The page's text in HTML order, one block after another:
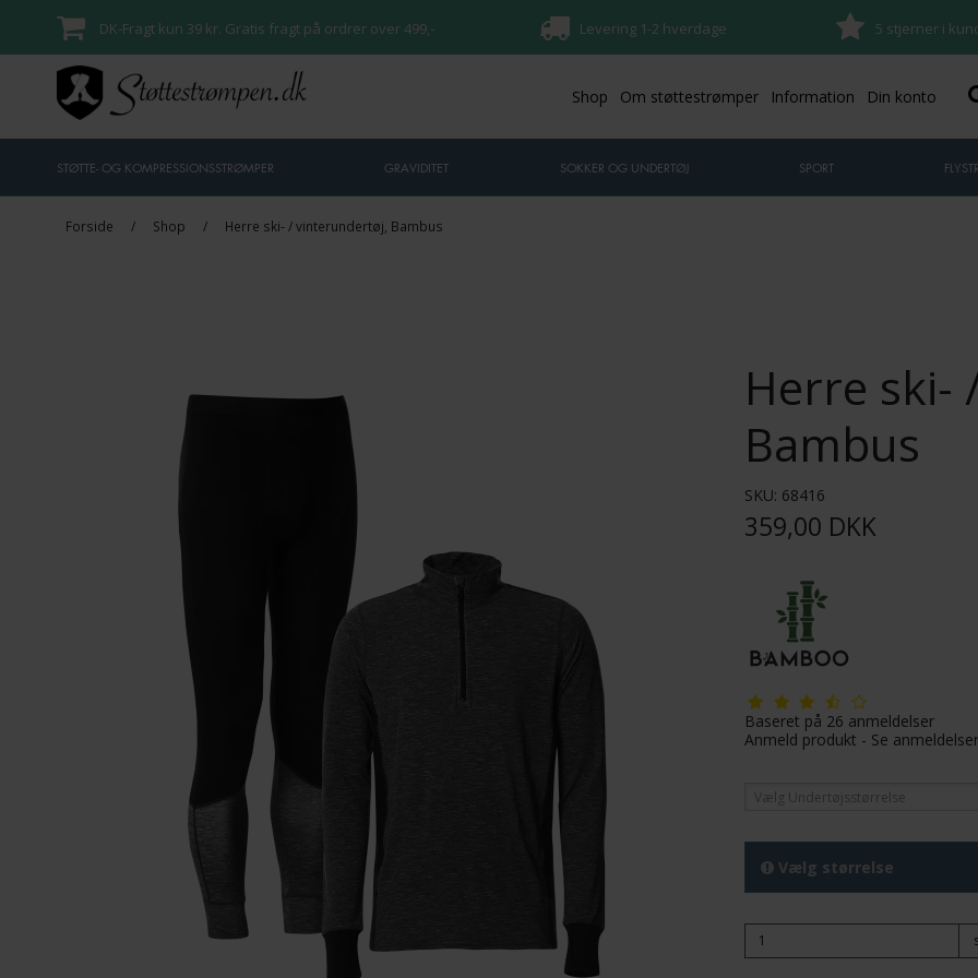
DK-Fragt kun 39 kr. Gratis fragt på ordrer over 499,- Levering 1-2 hverdage 5 stjerner i
Shop Om støttestrømper Information Din konto
STØTTE- OG KOMPRESSIONSSTRØMPER GRAVIDITET SOKKER OG UNDERTØJ SPORT
Forside / Shop / Herre ski- / vinterundertøj, Bambus
Herre ski-
Bambus
SKU: 68416
359,00 DKK
Baseret på 26 anmeldelser
Anmeld produkt - Se anmeldelser
Vælg Undertøjsstørrelse
Vælg størrelse